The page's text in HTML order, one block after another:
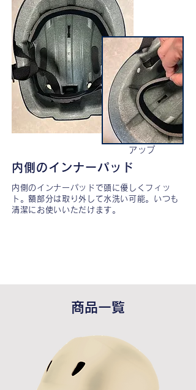
アップ
内側のインナーパッド
内側のインナーパッドで頭に優しくフィッ
ト。額部分は取り外して水洗い可能。いつも
清潔にお使いいただけます。
商品一覧